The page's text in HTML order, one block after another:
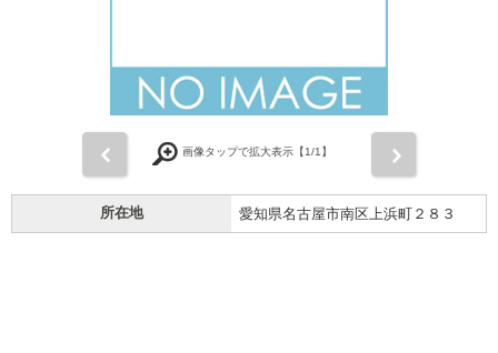
画像タップで拡大表示【1/1】
所在地 愛知県名古屋市南区上浜町２８３